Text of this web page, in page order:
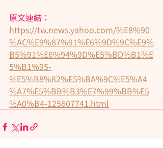
原文連結：
https://tw.news.yahoo.com/%E8%90
%AC%E9%87%91%E6%9D%9C%E9%
B5%91%E6%94%9D%E5%BD%B1%E
5%B1%95-
%E5%B8%82%E5%BA%9C%E5%A4
%A7%E5%BB%B3%E7%99%BB%E5
%A0%B4-125607741.html